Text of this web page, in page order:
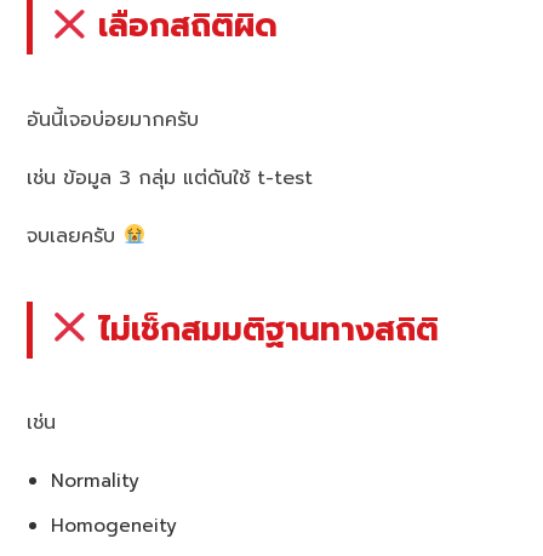
เลือกสถิติผิด
อันนี้เจอบ่อยมากครับ
เช่น ข้อมูล 3 กลุ่ม แต่ดันใช้ t-test
จบเลยครับ
ไม่เช็กสมมติฐานทางสถิติ
เช่น
Normality
Homogeneity